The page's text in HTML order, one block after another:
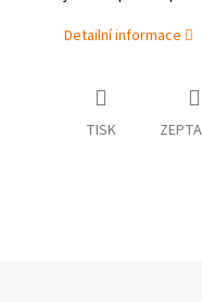
Detailní informace
TISK